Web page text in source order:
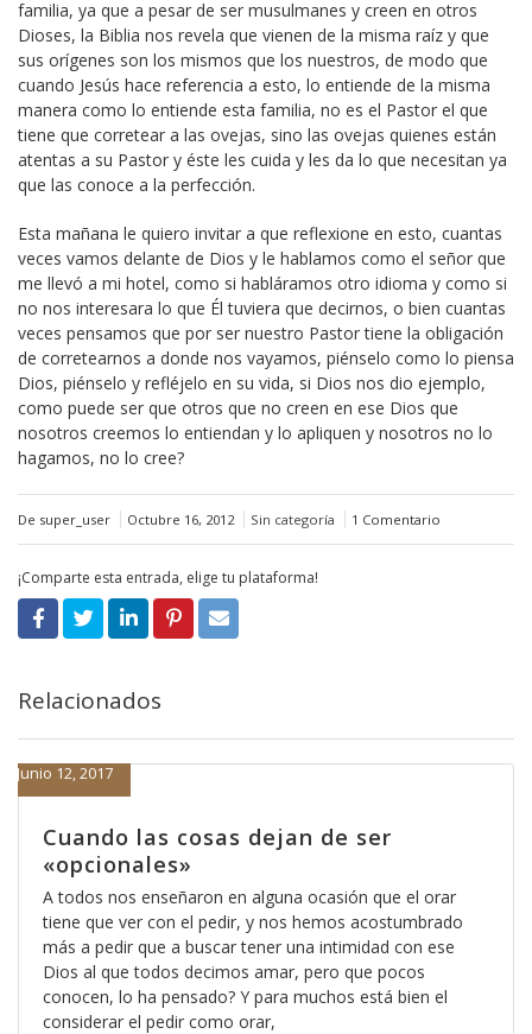
familia, ya que a pesar de ser musulmanes y creen en otros
Dioses, la Biblia nos revela que vienen de la misma raíz y que
sus orígenes son los mismos que los nuestros, de modo que
cuando Jesús hace referencia a esto, lo entiende de la misma
manera como lo entiende esta familia, no es el Pastor el que
tiene que corretear a las ovejas, sino las ovejas quienes están
atentas a su Pastor y éste les cuida y les da lo que necesitan ya
que las conoce a la perfección.
Esta mañana le quiero invitar a que reflexione en esto, cuantas
veces vamos delante de Dios y le hablamos como el señor que
me llevó a mi hotel, como si habláramos otro idioma y como si
no nos interesara lo que Él tuviera que decirnos, o bien cuantas
veces pensamos que por ser nuestro Pastor tiene la obligación
de corretearnos a donde nos vayamos, piénselo como lo piensa
Dios, piénselo y refléjelo en su vida, si Dios nos dio ejemplo,
como puede ser que otros que no creen en ese Dios que
nosotros creemos lo entiendan y lo apliquen y nosotros no lo
hagamos, no lo cree?
De super_user Octubre 16, 2012 Sin categoría 1 Comentario
¡Comparte esta entrada, elige tu plataforma!
Relacionados
Cuando las cosas dejan de ser
«opcionales»
Junio 12, 2017
A todos nos enseñaron en alguna ocasión que el orar
tiene que ver con el pedir, y nos hemos acostumbrado
más a pedir que a buscar tener una intimidad con ese
Dios al que todos decimos amar, pero que pocos
conocen, lo ha pensado? Y para muchos está bien el
considerar el pedir como orar,